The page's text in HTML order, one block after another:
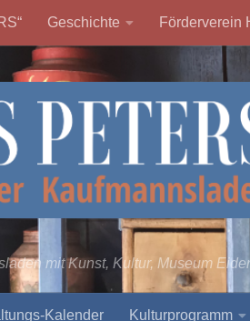
Geschichte Förderverein
mit Kunst, Kultur, Museum
Kalender Kulturprogramm